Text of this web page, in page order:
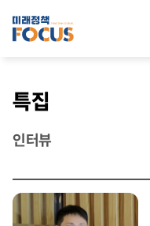
특집
인터뷰